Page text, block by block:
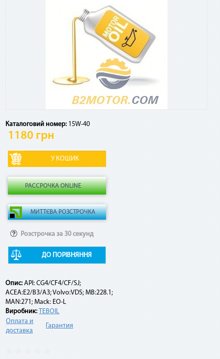
Каталоговий номер: 15W-40
1180 грн
РАССРОЧКА ONLINE
Розстрочка за 30 секунд
ДО ПОРІВНЯННЯ
Опис: API: CG4/CF4/CF/SJ;
ACEA:E2/B3/A3; Volvo:VDS; MB:228.1;
MAN:271; Mack: EO-L
Виробник: TEBOIL
Оплата и
доставка
Гарантия
Посмотреть график платежей по сервису и оставшуюся
сумму к погашению, а также досрочно погасить кредит
можно в Приват24, меню «Мои счета» - «Оплата частями»
Есть ли дополнительные комиссии, страховки и т.
Если ежемесячный платеж по сервису списывается в счет
кредитных средств, взимается комиссия 4% от суммы
платежа за использование кредитного лимита. Никаких
других комиссий и страховок по сервису нет.
рассрочке» в случае досрочного погашения?
В случае досрочного погашения взимается 2,9% от общей
суммы договора.
Например:
Договор по «Мгновенной рассрочке» оформлен на 10
платежа подается заявка на досрочное погашение. При
этом сумма платежа составит: остаток задолженности (10
000 грн - 3 * 1 000 грн) + комиссия 2,9 % (10 000 грн * 2,9 %) =
7 290 грн.